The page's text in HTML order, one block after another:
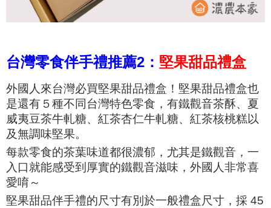
台灣零食伴手禮推薦2： 堅果甜品禮盒
外國人來台灣必買堅果甜品禮盒！堅果甜品禮盒也
是還有５種不同台灣特色零食，有鐵觀音茶酥、夏
威夷豆茶牛軋糖、紅茶杏仁牛軋糖、紅茶核桃糕以
及無調味堅果。
每款零食的茶葉味道都很濃郁，尤其是鐵觀音，一
入口就能感受到厚實的鐵觀音滋味，外國人非常喜
愛唷～
堅果甜品伴手禮的尺寸有別於一般禮盒尺寸，採 45